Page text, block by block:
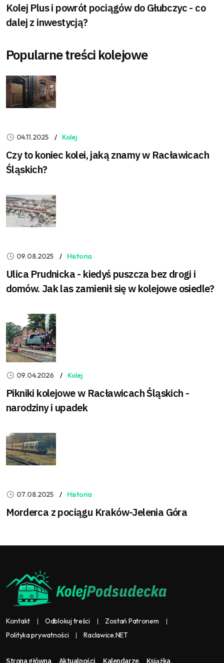
Kolej Plus i powrót pociągów do Głubczyc - co
dalej z inwestycją?
Popularne treści kolejowe
04.11.2025 Kolej
Czy to koniec kolei, jaką znamy w Racławicach
Śląskich?
09.08.2025 Historia
Ulica Prudnicka - kiedyś puszcza bez drogi i
domów. Jak las zamienił się w kolejowe osiedle?
09.04.2026 Kolej
Pikniki kolejowe w Racławicach Śląskich -
narodziny i upadek
07.08.2025 Historia
Morderca z pociągu Kraków-Jelenia Góra
Kontakt Odblokuj treści
Zostań Patronem
Polityka prywatności
Raclawice.NET